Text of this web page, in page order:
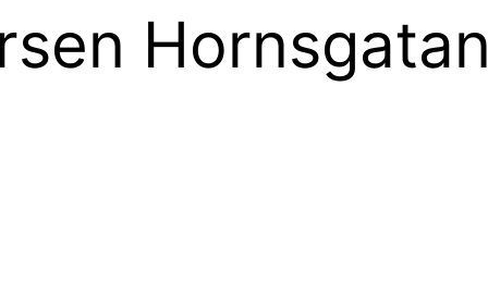
Hornsgatan